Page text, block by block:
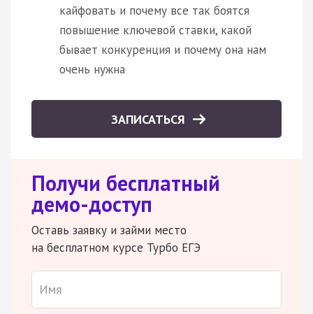
кайфовать и почему все так боятся
повышение ключевой ставки, какой
бывает конкуренция и почему она нам
очень нужна
ЗАПИСАТЬСЯ
Получи бесплатный
демо-доступ
Оставь заявку и займи место
на бесплатном курсе Турбо ЕГЭ